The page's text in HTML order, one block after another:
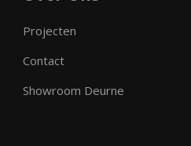
Projecten
Contact
Showroom Deurne